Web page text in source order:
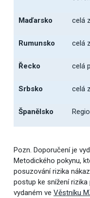
Maďarsko celá
Rumunsko celá
Řecko celá
Srbsko celá
Španělsko
Pozn. Doporučení je
Metodického pokynu,
posuzování rizika
postup ke snížení
vydaném ve Věstníku